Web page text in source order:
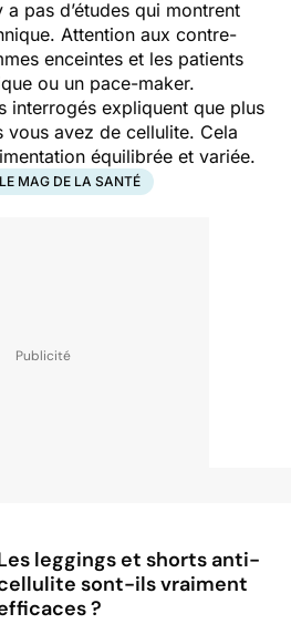
pas d’études qui montrent
Attention aux contre-
enceintes et les patients
ou un pace-maker.
interrogés expliquent que plus
avez de cellulite. Cela
équilibrée et variée.
LE MAG DE LA SANTÉ
leggings et shorts anti-
sont-ils vraiment
?